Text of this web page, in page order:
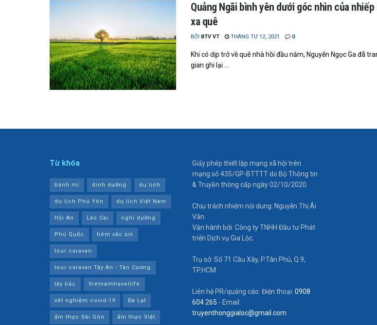
Quảng Ngãi bình yên dưới góc nhìn của nhiếp
xa quê
BỞI BTV VT THÁNG TƯ 12, 2021 0
Khi có dịp trở về quê nhà hồi đầu năm, Nguyễn Ngọc Ga đã
gian ghi lại ...
Từ khóa
bánh mì dinh dưỡng du lịch
du lịch Phú Yên du lịch Việt Nam
Hội An Lào Cai nghỉ dưỡng
Phú Quốc tiêm vắc xin
tour caravan
tour caravan Tây An - Tân Cương
tây bắc Vietnamtravellife
xét nghiệm covid-19 Đà Lạt
ẩm thực Sài Gòn ẩm thực Việt
Giấy phép thiết lập mạng xã hội trên
mạng số 435/GP-BTTTT do Bộ Thông tin
& Truyền thông cấp ngày 02/10/2020.
Chịu trách nhiệm nội dung: Nguyễn Thị Ái
Vân.
Vận hành bởi: Công ty TNHH Đầu tư Phát
triển Dịch vụ Gia Lộc.
Trụ sở: Số 71 Cầu Xây, P.Tân Phú, Q.9,
TP.HCM.
Liên hệ PR/quảng cáo: Điện thoại: 0908
604 265 - Email:
truyenthonggialoc@gmail.com